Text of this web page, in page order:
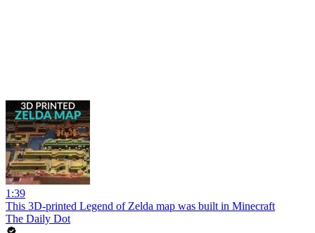
1:39
This 3D-printed Legend of Zelda map was built in Minecraft
The Daily Dot